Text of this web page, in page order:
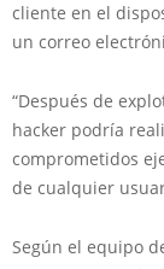
cliente en el
un correo
“Después de
hacker podría
comprometidos
de cualquier
Según el equipo